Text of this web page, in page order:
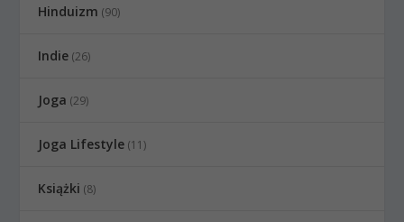
Hinduizm (90)
Indie (26)
Joga (29)
Joga Lifestyle (11)
Książki (8)